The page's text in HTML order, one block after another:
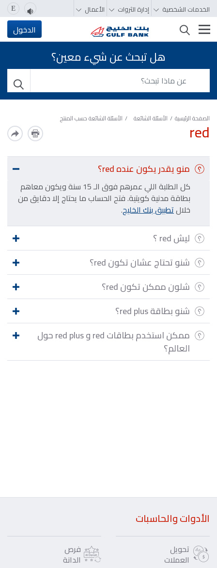
الخدمات الشخصية إدارة الثروات الأعمال E
تغيير التصفّح الدخول
هل تبحث عن شيء معين؟
الصفحة الرئيسية الأسئلة الشائعة الأسئلة الشائعة حسب المنتج
red
منو يقدر يكون عنده red؟
كل الطلبة اللي عمرهم فوق الـ 15 سنة ويكون معاهم
بطاقة مدنية كويتية. فتح الحساب ما يحتاج إلا دقايق من
خلالتطبيق بنك الخليج.
ليش red ؟
شنو تحتاج عشان تكون red؟
شلون ممكن تكون red؟
شنو بطاقة red plus؟
ممكن استخدم بطاقات red و red plus حول
العالم؟
الأدوات والحاسبات
تحويل
العملات
فرص
الدانة